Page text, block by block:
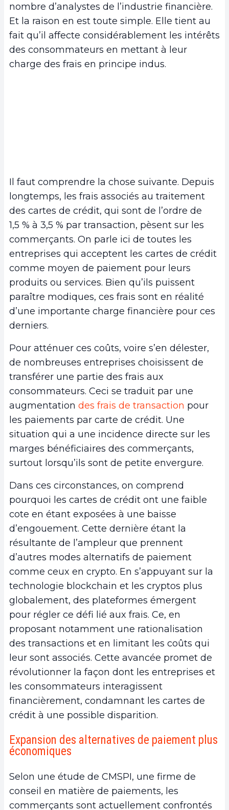
nombre d’analystes de l’industrie financière.
Et la raison en est toute simple. Elle tient au
fait qu’il affecte considérablement les intérêts
des consommateurs en mettant à leur
charge des frais en principe indus.
Il faut comprendre la chose suivante. Depuis
longtemps, les frais associés au traitement
des cartes de crédit, qui sont de l’ordre de
1,5 % à 3,5 % par transaction, pèsent sur les
commerçants. On parle ici de toutes les
entreprises qui acceptent les cartes de crédit
comme moyen de paiement pour leurs
produits ou services. Bien qu’ils puissent
paraître modiques, ces frais sont en réalité
d’une importante charge financière pour ces
derniers.
Pour atténuer ces coûts, voire s’en délester,
de nombreuses entreprises choisissent de
transférer une partie des frais aux
consommateurs. Ceci se traduit par une
augmentation des frais de transaction pour
les paiements par carte de crédit. Une
situation qui a une incidence directe sur les
marges bénéficiaires des commerçants,
surtout lorsqu’ils sont de petite envergure.
Dans ces circonstances, on comprend
pourquoi les cartes de crédit ont une faible
cote en étant exposées à une baisse
d’engouement. Cette dernière étant la
résultante de l’ampleur que prennent
d’autres modes alternatifs de paiement
comme ceux en crypto. En s’appuyant sur la
technologie blockchain et les cryptos plus
globalement, des plateformes émergent
pour régler ce défi lié aux frais. Ce, en
proposant notamment une rationalisation
des transactions et en limitant les coûts qui
leur sont associés. Cette avancée promet de
révolutionner la façon dont les entreprises et
les consommateurs interagissent
financièrement, condamnant les cartes de
crédit à une possible disparition.
Expansion des alternatives de paiement plus
économiques
Selon une étude de CMSPI, une firme de
conseil en matière de paiements, les
commerçants sont actuellement confrontés